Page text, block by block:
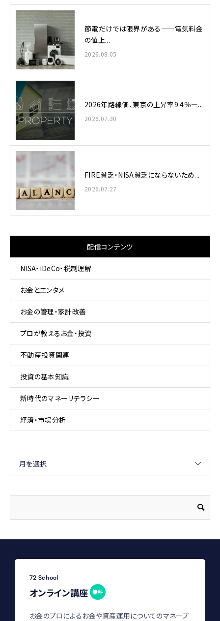
節電だけでは限界がある——電気料金
の値上...
2026.08.05
2026年路線価、東京の上昇率9.4％—...
2026.07.30
FIRE貧乏・NISA貧乏にならないため...
2026.07.27
配信コンテンツ
NISA・iDeCo・税制理解
お金とエンタメ
お金の管理・家計改善
プロが教えるお金・投資
不動産投資関連
投資の基本知識
新時代のマネーリテラシー
経済・市場分析
月を選択
72 School
オンライン講座 無料
お金のプロによるお金や資産運用についてのマネープ